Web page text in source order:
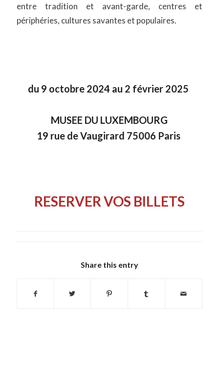
entre tradition et avant-garde, centres et
périphéries, cultures savantes et populaires.
du 9 octobre 2024 au 2 février 2025
MUSEE DU LUXEMBOURG
19 rue de Vaugirard 75006 Paris
RESERVER VOS BILLETS
Share this entry